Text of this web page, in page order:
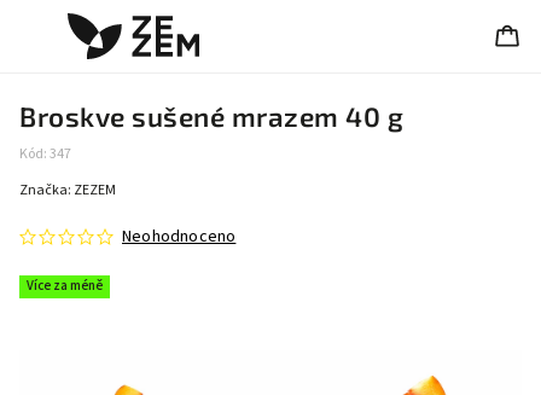
Broskve sušené mrazem 40 g
Kód:347
Více za méně
Neohodnoceno
Značka: ZEZEM